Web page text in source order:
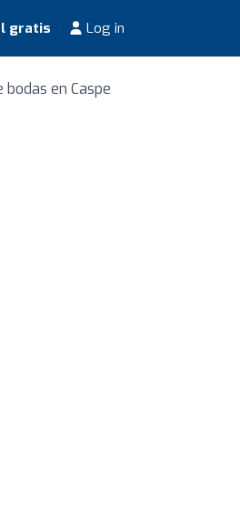
gratis Log in
en Caspe